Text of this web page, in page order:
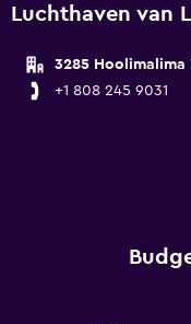
Luchthaven van
3285 Hoolimalima
+1 808 245 9031